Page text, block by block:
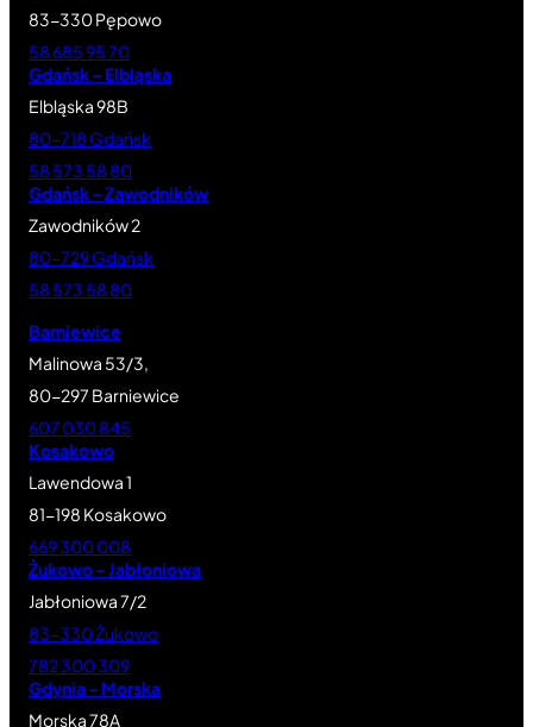
83-330 Pępowo
58 685 95 70
Gdańsk – Elbląska
Elbląska 98B
80-718 Gdańsk
58 573 58 80
Gdańsk – Zawodników
Zawodników 2
80-729 Gdańsk
58 573 58 80
Barniewice
Malinowa 53/3,
80-297 Barniewice
607 030 845
Kosakowo
Lawendowa 1
81-198 Kosakowo
669 300 008
Żukowo – Jabłoniowa
Jabłoniowa 7/2
83-330 Żukowo
782 300 309
Gdynia – Morska
Morska 78A